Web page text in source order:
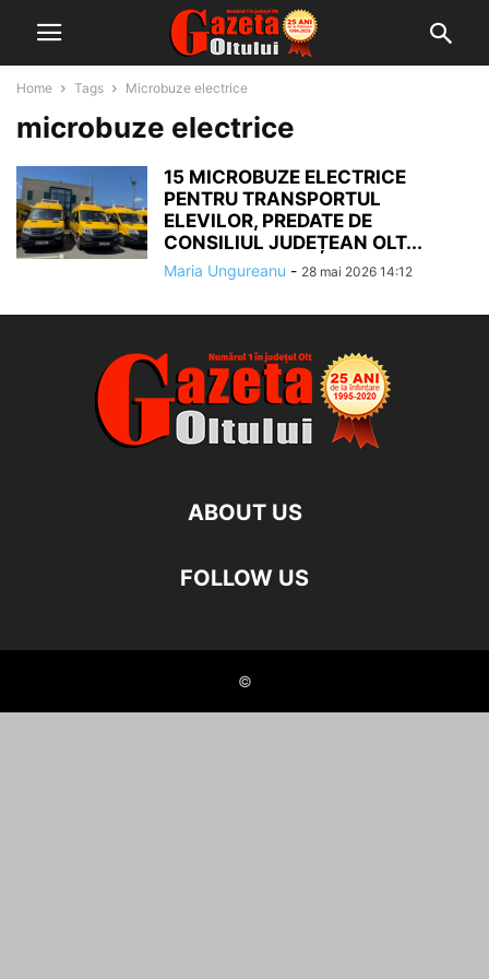
Home Tags Microbuze electrice
microbuze electrice
15 MICROBUZE ELECTRICE
PENTRU TRANSPORTUL
ELEVILOR, PREDATE DE
CONSILIUL JUDEȚEAN OLT...
Maria Ungureanu - 28 mai 2026 14:12
ABOUT US
FOLLOW US
©